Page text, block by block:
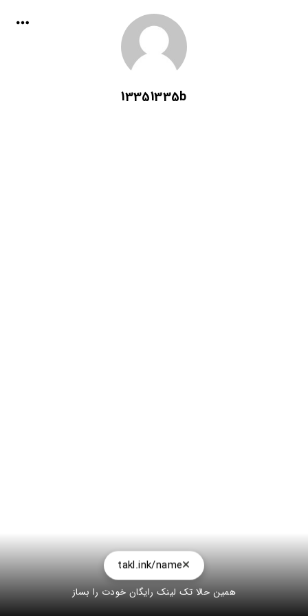
13351335b
takl.ink/name
همین حالا تک لینک رایگان خودت را بساز